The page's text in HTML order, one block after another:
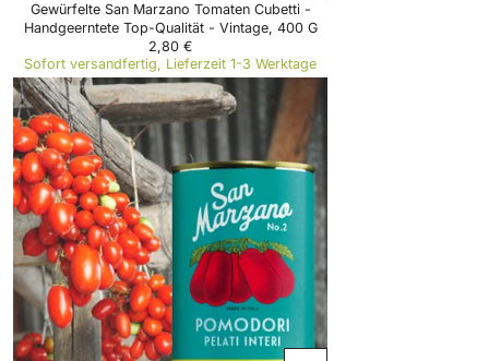
Gewürfelte San Marzano Tomaten Cubetti -
Handgeerntete Top-Qualität - Vintage, 400 G
R
E
G
U
L
R
P
R
I
C
E
2
,
8
0
€
2,80 €
Sofort versandfertig, Lieferzeit 1-3 Werktage